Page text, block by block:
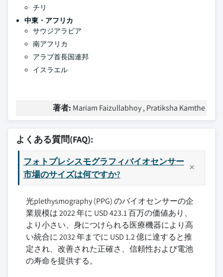
チリ
中東・アフリカ
サウジアラビア
南アフリカ
アラブ首長国連邦
イスラエル
著者: Mariam Faizullabhoy , Pratiksha Kamthe
よくある質問(FAQ):
フォトプレシスモグラフィバイオセンサー
市場のサイズは何ですか?
光plethysmography (PPG) のバイオセンサーの企
業規模は 2022 年に USD 423.1 百万の価値あり、
より小さい、身につけられる医療機器により高
い統合に 2032 年までに USD 1.2 億に達すると推
定され、改善された正確さ、信頼性および電池
の寿命を提供する。